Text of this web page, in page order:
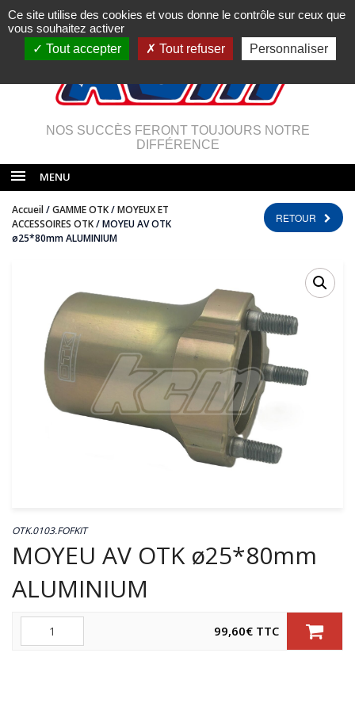
NOS SUCCÈS FERONT TOUJOURS NOTRE
DIFFÉRENCE
MENU
Accueil/GAMME OTK/MOYEUX ET
ACCESSOIRES OTK/ MOYEU AV OTK
ø25*80mm ALUMINIUM
RETOUR
OTK.0103.FOFKIT
MOYEU AV OTK ø25*80mm
ALUMINIUM
Quantité 99,60€ TTC
Ce site utilise des cookies et vous donne le contrôle sur ceux que
vous souhaitez activer
Tout accepter
Tout refuser Personnaliser